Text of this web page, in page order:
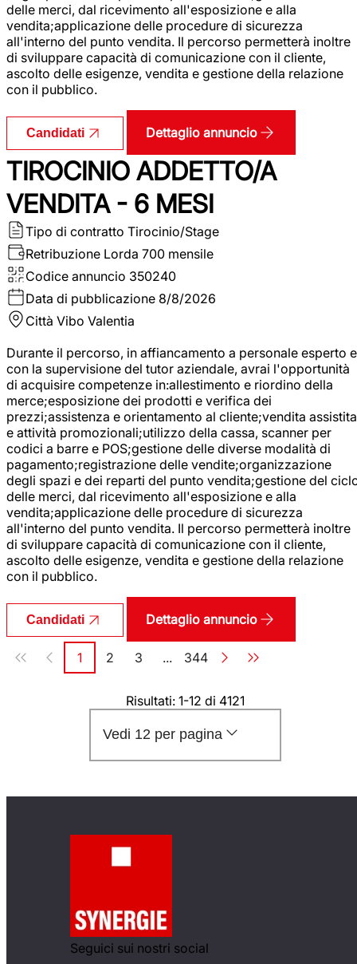
delle merci, dal ricevimento all'esposizione e alla
vendita;applicazione delle procedure di sicurezza
all'interno del punto vendita. Il percorso permetterà inoltre
di sviluppare capacità di comunicazione con il cliente,
ascolto delle esigenze, vendita e gestione della relazione
con il pubblico.
Candidati Dettaglio annuncio
TIROCINIO ADDETTO/A
VENDITA - 6 MESI
Tipo di contratto Tirocinio/Stage
Retribuzione Lorda 700 mensile
Codice annuncio 350240
Data di pubblicazione 8/8/2026
Città Vibo Valentia
Durante il percorso, in affiancamento a personale esperto e
con la supervisione del tutor aziendale, avrai l'opportunità
di acquisire competenze in:allestimento e riordino della
merce;esposizione dei prodotti e verifica dei
prezzi;assistenza e orientamento al cliente;vendita assistita
e attività promozionali;utilizzo della cassa, scanner per
codici a barre e POS;gestione delle diverse modalità di
pagamento;registrazione delle vendite;organizzazione
degli spazi e dei reparti del punto vendita;gestione del
delle merci, dal ricevimento all'esposizione e alla
vendita;applicazione delle procedure di sicurezza
all'interno del punto vendita. Il percorso permetterà inoltre
di sviluppare capacità di comunicazione con il cliente,
ascolto delle esigenze, vendita e gestione della relazione
con il pubblico.
Candidati Dettaglio annuncio
Paginazione
Pagina
1 Pagina
2 Pagina
3 ... Pagina
344
Risultati: 1-12 di 4121
Vedi 12 per pagina
Seguici sui nostri social